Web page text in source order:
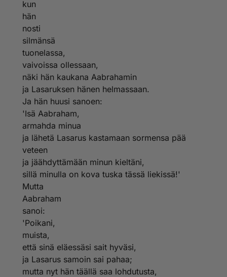
kun
hän
nosti
silmänsä
tuonelassa,
vaivoissa ollessaan,
näki hän kaukana Aabrahamin
ja Lasaruksen hänen helmassaan.
Ja hän huusi sanoen:
'Isä Aabraham,
armahda minua
ja lähetä Lasarus kastamaan sormensa pää
veteen
ja jäähdyttämään minun kieltäni,
sillä minulla on kova tuska tässä liekissä!'
Mutta
Aabraham
sanoi:
'Poikani,
muista,
että sinä eläessäsi sait hyväsi,
ja Lasarus samoin sai pahaa;
mutta nyt hän täällä saa lohdutusta,